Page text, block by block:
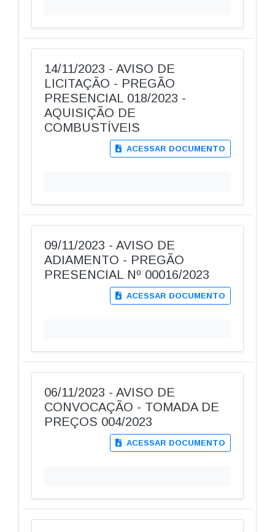
14/11/2023 - AVISO DE
LICITAÇÃO - PREGÃO
PRESENCIAL 018/2023 -
AQUISIÇÃO DE
COMBUSTÍVEIS
ACESSAR DOCUMENTO
09/11/2023 - AVISO DE
ADIAMENTO - PREGÃO
PRESENCIAL Nº 00016/2023
ACESSAR DOCUMENTO
06/11/2023 - AVISO DE
CONVOCAÇÃO - TOMADA DE
PREÇOS 004/2023
ACESSAR DOCUMENTO